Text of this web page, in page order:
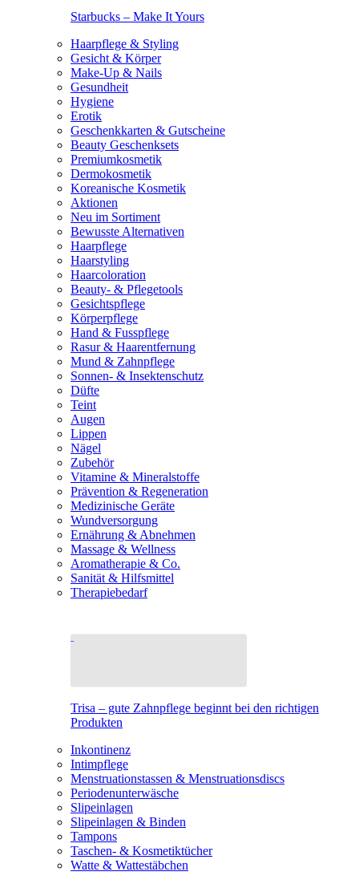
Starbucks – Make It Yours
Haarpflege & Styling
Gesicht & Körper
Make-Up & Nails
Gesundheit
Hygiene
Erotik
Geschenkkarten & Gutscheine
Beauty Geschenksets
Premiumkosmetik
Dermokosmetik
Koreanische Kosmetik
Aktionen
Neu im Sortiment
Bewusste Alternativen
Haarpflege
Haarstyling
Haarcoloration
Beauty- & Pflegetools
Gesichtspflege
Körperpflege
Hand & Fusspflege
Rasur & Haarentfernung
Mund & Zahnpflege
Sonnen- & Insektenschutz
Düfte
Teint
Augen
Lippen
Nägel
Zubehör
Vitamine & Mineralstoffe
Prävention & Regeneration
Medizinische Geräte
Wundversorgung
Ernährung & Abnehmen
Massage & Wellness
Aromatherapie & Co.
Sanität & Hilfsmittel
Therapiebedarf
Trisa – gute Zahnpflege beginnt bei den richtigen
Produkten
Inkontinenz
Intimpflege
Menstruationstassen & Menstruationsdiscs
Periodenunterwäsche
Slipeinlagen
Slipeinlagen & Binden
Tampons
Taschen- & Kosmetiktücher
Watte & Wattestäbchen